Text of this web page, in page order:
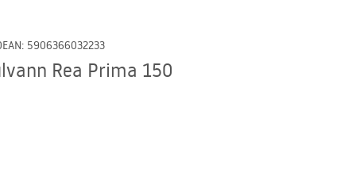
EAN: 5906366032233
Rea Prima 150